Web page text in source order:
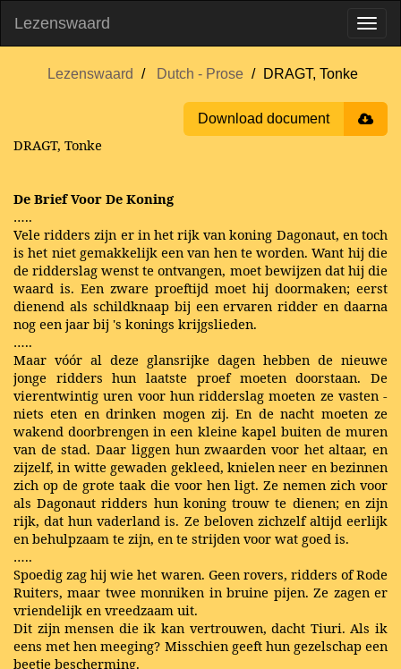
Lezenswaard
Lezenswaard Dutch - Prose DRAGT, Tonke
Download document
DRAGT, Tonke
De Brief Voor De Koning
…..
Vele ridders zijn er in het rijk van koning Dagonaut, en toch
is het niet gemakkelijk een van hen te worden. Want hij die
de ridderslag wenst te ontvangen, moet bewijzen dat hij die
waard is. Een zware proeftijd moet hij doormaken; eerst
dienend als schildknaap bij een ervaren ridder en daarna
nog een jaar bij 's konings krijgslieden.
…..
Maar vóór al deze glansrijke dagen hebben de nieuwe
jonge ridders hun laatste proef moeten doorstaan. De
vierentwintig uren voor hun ridderslag moeten ze vasten -
niets eten en drinken mogen zij. En de nacht moeten ze
wakend doorbrengen in een kleine kapel buiten de muren
van de stad. Daar liggen hun zwaarden voor het altaar, en
zijzelf, in witte gewaden gekleed, knielen neer en bezinnen
zich op de grote taak die voor hen ligt. Ze nemen zich voor
als Dagonaut ridders hun koning trouw te dienen; en zijn
rijk, dat hun vaderland is. Ze beloven zichzelf altijd eerlijk
en behulpzaam te zijn, en te strijden voor wat goed is.
…..
Spoedig zag hij wie het waren. Geen rovers, ridders of Rode
Ruiters, maar twee monniken in bruine pijen. Ze zagen er
vriendelijk en vreedzaam uit.
Dit zijn mensen die ik kan vertrouwen, dacht Tiuri. Als ik
eens met hen meeging? Misschien geeft hun gezelschap een
beetje bescherming.